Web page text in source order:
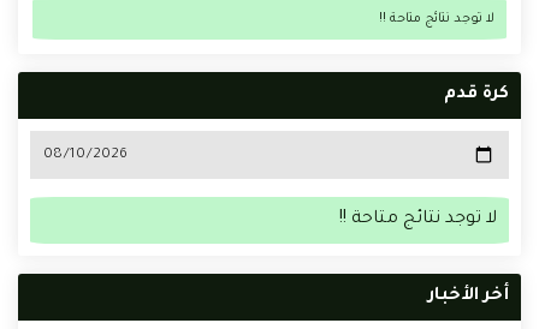
لا توجد نتائج متاحة !!
كرة قدم
لا توجد نتائج متاحة !!
أخر الأخبار